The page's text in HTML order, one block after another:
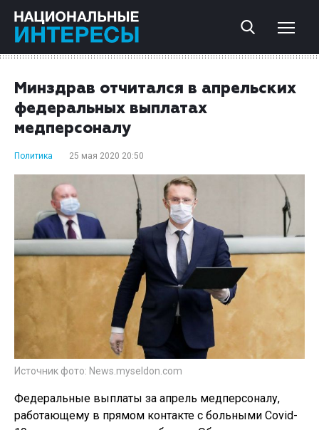
Минздрав отчитался в апрельских
федеральных выплатах
медперсоналу
Политика 25 мая 2020 20:50
Источник фото: News.myseldon.com
Федеральные выплаты за апрель медперсоналу,
работающему в прямом контакте с больными Covid-